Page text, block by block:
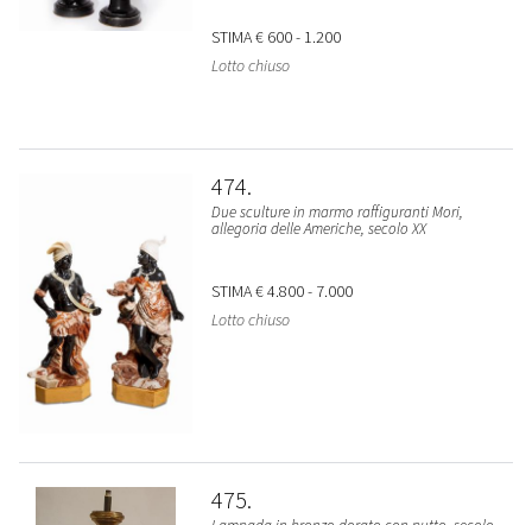
STIMA€ 600 - 1.200
Lotto chiuso
474
Due sculture in marmo raffiguranti Mori,
allegoria delle Americhe, secolo XX
STIMA€ 4.800 - 7.000
Lotto chiuso
475